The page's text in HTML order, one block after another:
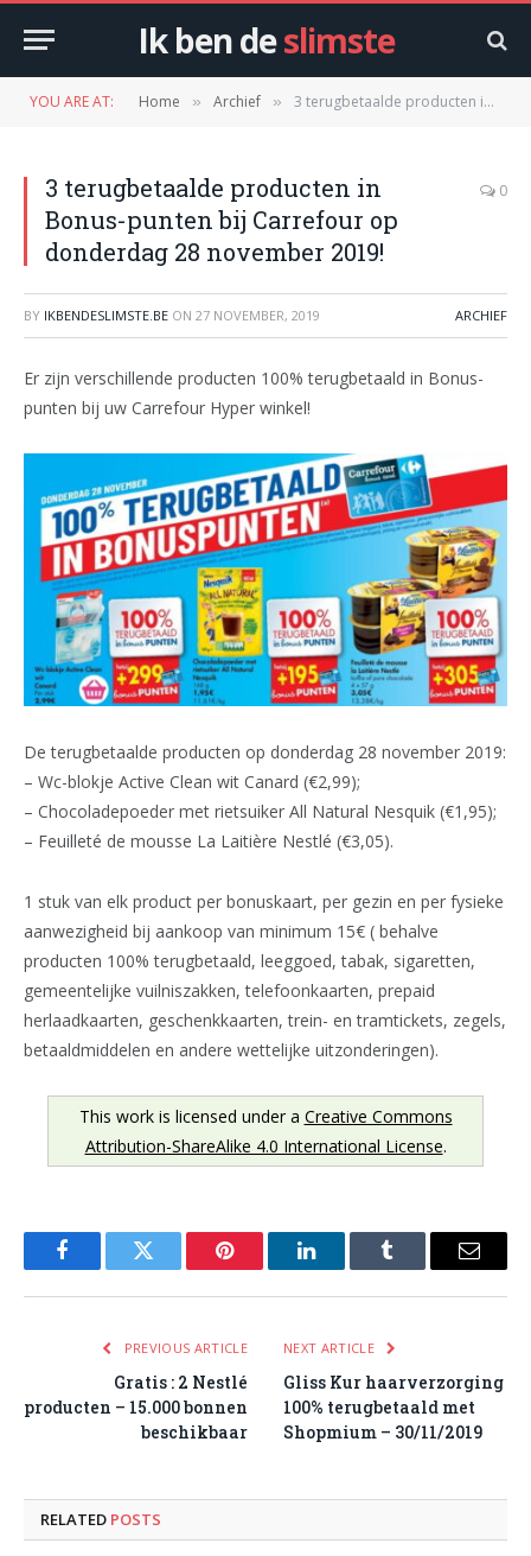
Ik ben deslimste
YOU ARE AT: Home » Archief » 3 terugbetaalde producten in Bonus-punten bij Carrefour op donderdag 28 november 2019!
3 terugbetaalde producten in
Bonus-punten bij Carrefour op
donderdag 28 november 2019!
0
BY IKBENDESLIMSTE.BE ON 27 NOVEMBER, 2019 ARCHIEF
Er zijn verschillende producten 100% terugbetaald in Bonus-
punten bij uw Carrefour Hyper winkel!
De terugbetaalde producten op donderdag 28 november 2019:
– Wc-blokje Active Clean wit Canard (€2,99);
– Chocoladepoeder met rietsuiker All Natural Nesquik (€1,95);
– Feuilleté de mousse La Laitière Nestlé (€3,05).
1 stuk van elk product per bonuskaart, per gezin en per fysieke
aanwezigheid bij aankoop van minimum 15€ ( behalve
producten 100% terugbetaald, leeggoed, tabak, sigaretten,
gemeentelijke vuilniszakken, telefoonkaarten, prepaid
herlaadkaarten, geschenkkaarten, trein- en tramtickets, zegels,
betaaldmiddelen en andere wettelijke uitzonderingen).
This work is licensed under a Creative Commons
Attribution-ShareAlike 4.0 International License.
FacebookTwitter Pinterest LinkedInTumblr Email
PREVIOUS ARTICLE
Gratis : 2 Nestlé
producten – 15.000 bonnen
beschikbaar
NEXT ARTICLE
Gliss Kur haarverzorging
100% terugbetaald met
Shopmium – 30/11/2019
RELATED POSTS